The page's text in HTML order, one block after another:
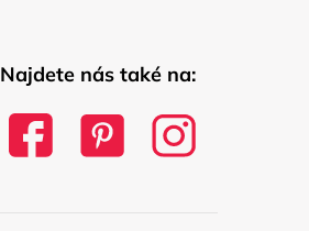
Najdete nás také na: